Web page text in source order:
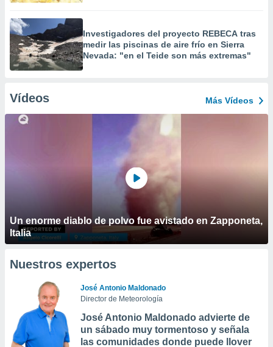
Investigadores del proyecto REBECA tras
medir las piscinas de aire frío en Sierra
Nevada: "en el Teide son más extremas"
Vídeos Más Vídeos
Un enorme diablo de polvo fue avistado en Zapponeta,
Italia
Nuestros expertos
José Antonio Maldonado
Director de Meteorología
José Antonio Maldonado advierte de
un sábado muy tormentoso y señala
las comunidades donde puede llover